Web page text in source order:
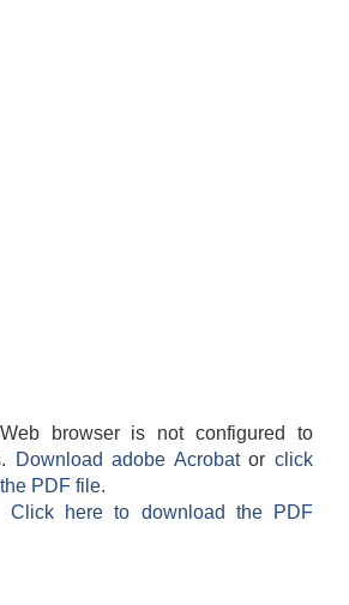
browser is not configured to
Download adobe Acrobatorclick
PDF file.
Click here to download the PDF